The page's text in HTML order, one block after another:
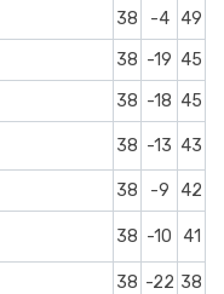
38 -4
49
38 -19 45
38 -18 45
38 -13 43
38 -9 42
38 -10 41
38 -22 38